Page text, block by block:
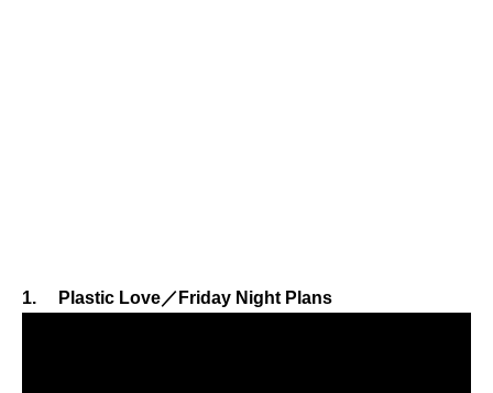
1. Plastic Love／Friday Night Plans